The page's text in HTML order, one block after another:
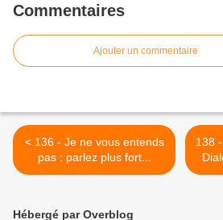
l'émancipation...'', François Cusset
Commentaires
Ajouter un commentaire
< 136 - Je ne vous entends
pas : parlez plus fort...
138
Hébergé par Overblog